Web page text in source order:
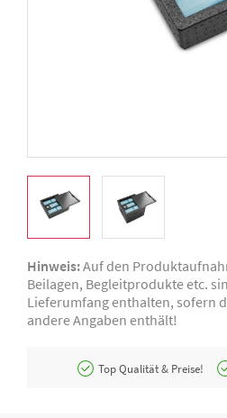
Hinweis:Auf den
Beilagen, Begleitprodukte etc.
Lieferumfang enthalten, sofern
andere Angaben enthält!
Top Qualität & Preise!